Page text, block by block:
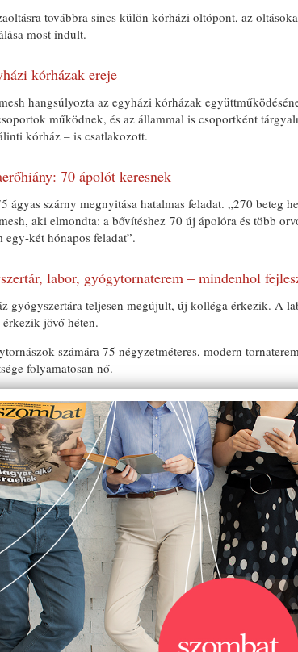
továbbra sincs külön kórházi oltópont, az
most indult.
kórházak ereje
hangsúlyozta az egyházi kórházak
működnek, és az állammal is csoportként
kórház – is csatlakozott.
70 ápolót keresnek
ágyas szárny megnyitása hatalmas feladat. „270 beteg
aki elmondta: a bővítéshez 70 új ápolóra és több
egy-két hónapos feladat”.
labor, gyógytornaterem – mindenhol
gyógyszertára teljesen megújult, új kolléga érkezik. A
jövő héten.
számára 75 négyzetméteres, modern
folyamatosan nő.